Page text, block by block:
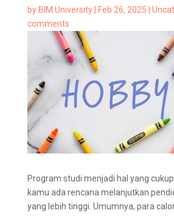
by BIM University| Feb 26, 2025
comments
Program studi menjadi hal yang
kamu ada rencana melanjutkan
yang lebih tinggi. Umumnya, para